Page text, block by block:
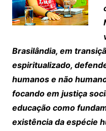
Brasilândia, em
espiritualizado,
humanos e não
focando em justiça
educação como
existência da espécie